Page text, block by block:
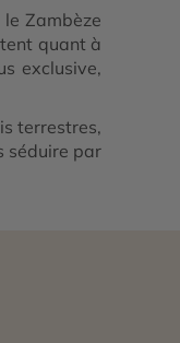
Zambèze
quant à
exclusive,
terrestres,
séduire par